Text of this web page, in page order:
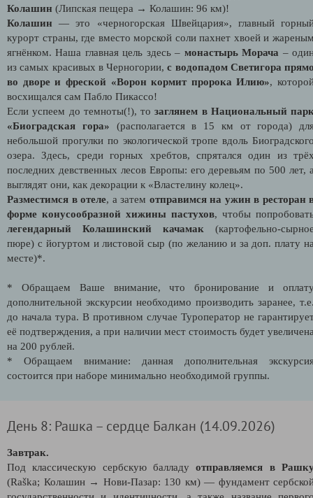
Колашин (Липская пещера → Колашин: 96 км)!
Колашин — это «черногорская Швейцария», главный
курорт страны, где вместо морской соли пахнет хвоей и
ягнёнком. Наша главная цель здесь – монастырь Морача –
из самых красивых в Черногории,с водопадом Светигора
во дворе и фреской «Ворон кормит пророка Илию»,
восхищался сам Пабло Пикассо!
Если успеем до темноты(!), тозаглянем в Национальный
«Биоградская гора» (располагается в 15 км от города)
небольшой прогулки по экологической тропе вдоль
озера. Здесь, среди горных хребтов, спрятался один из
последних девственных лесов Европы: его деревьям по 500 лет,
выглядят они, как декорации к «Властелину колец».
Разместимся в отеле, а затем отправимся на ужин в ресторан
форме конусообразной хижины пастухов, чтобы
легендарный Колашинский качамак (картофельно-
пюре) с йогуртом и листовой сыр (по желанию и за доп. плату
месте)*.
* Обращаем Ваше внимание, что бронирование и
дополнительной экскурсии необходимо производить заранее,
до начала тура. В противном случае Туроператор не
её подтверждения, а при наличии мест стоимость будет
на 200 рублей.
* Обращаем внимание: данная дополнительная
состоится при наборе минимально необходимой группы.
День 8: Рашка – сердце Балкан (14.09.2026)
Завтрак.
Под классическую сербскую балладуотправляемся в
(Raška; Колашин → Нови-Пазар: 130 км) — фундамент